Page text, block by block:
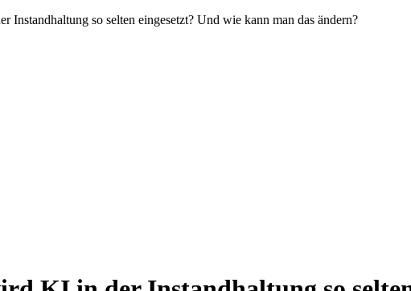
so selten eingesetzt? Und wie kann man das ändern?